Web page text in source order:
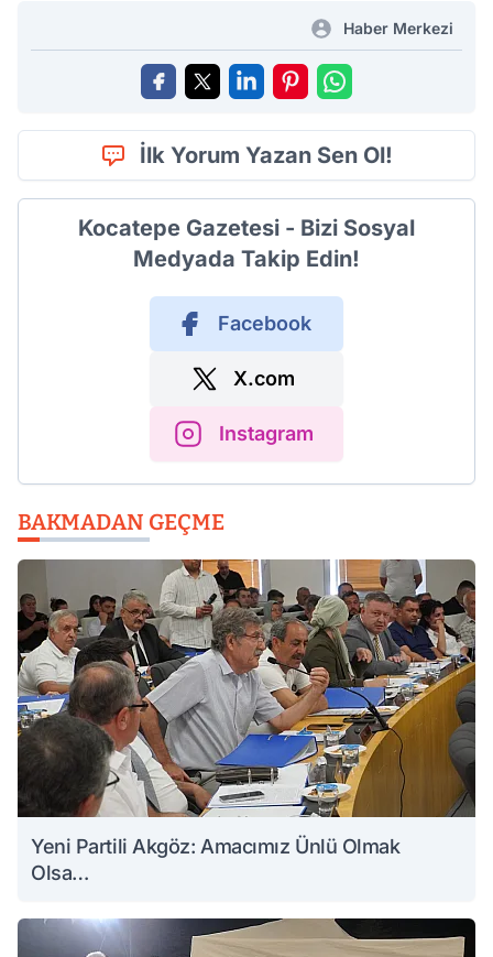
Haber Merkezi
İlk Yorum Yazan Sen Ol!
Kocatepe Gazetesi - Bizi Sosyal
Medyada Takip Edin!
Facebook
X.com
Instagram
BAKMADAN GEÇME
Yeni Partili Akgöz: Amacımız Ünlü Olmak
Olsa…